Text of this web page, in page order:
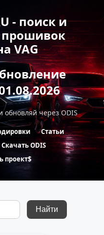
- поиск и
VAG
обновляй через ODIS
Статьи
Скачать ODIS
проект$
Найти